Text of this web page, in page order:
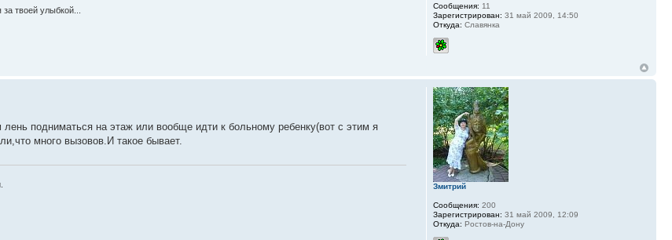
твоей улыбкой... Сообщения: 11
Зарегистрирован: 31 май 2009, 14:50
Откуда: Славянка
подниматься на этаж или вообще идти к больному ребенку(вот с этим я
много вызовов.И такое бывает.
Змитрий
Сообщения: 200
Зарегистрирован: 31 май 2009, 12:09
Откуда: Ростов-на-Дону